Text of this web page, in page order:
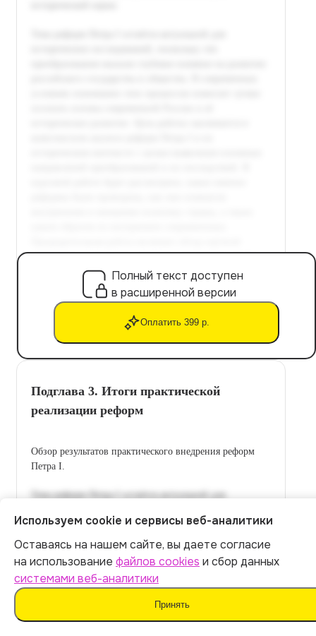
Полный текст доступен
в расширенной версии
Оплатить 399 р.
Подглава 3. Итоги практической
реализации реформ
Обзор результатов практического внедрения реформ
Петра I.
Итог:399р.
Оплатить
Используем cookie и сервисы веб-аналитики
Оставаясь на нашем сайте, вы даете согласие
на использование файлов cookies и сбор данных
системами веб-аналитики
Принять